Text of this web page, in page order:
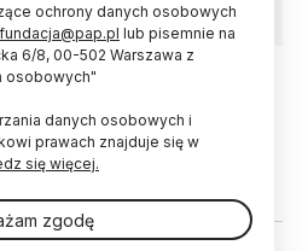
z Jastrzębia-Zdroju jako
Polsce korzystają z robota
ochrony danych osobowych
fundacja@pap.pl lub pisemnie na
6/8, 00-502 Warszawa z
osobowych"
danych osobowych i
prawach znajduje się w
się więcej.
zgodę